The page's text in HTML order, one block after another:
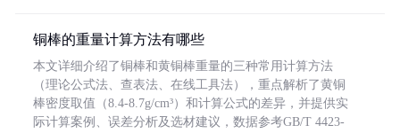
铜棒的重量计算方法有哪些
本文详细介绍了铜棒和黄铜棒重量的三种常用计算方法
（理论公式法、查表法、在线工具法），重点解析了黄铜
棒密度取值（8.4-8.7g/cm³）和计算公式的差异，并提供实
际计算案例、误差分析及选材建议，数据参考GB/T 4423-